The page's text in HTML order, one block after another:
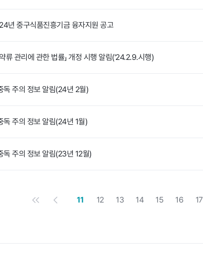
년 중구식품진흥기금 융자지원 공고
약류 관리에 관한 법률」 개정 시행 알림('24.2.9.시행)
독 주의 정보 알림(24년 2월)
독 주의 정보 알림(24년 1월)
독 주의 정보 알림(23년 12월)
첫 페이지이전 페이지
11 12 13 14 15 16 17